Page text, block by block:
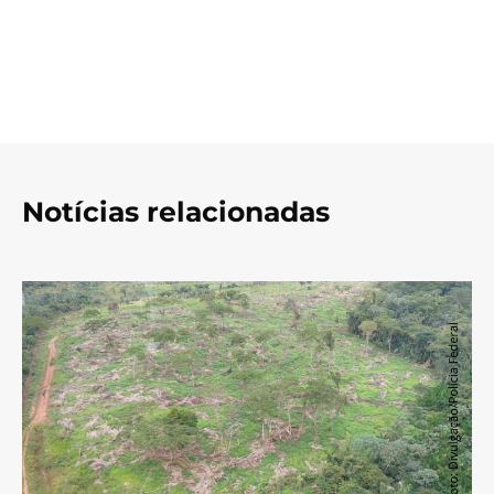
Notícias relacionadas